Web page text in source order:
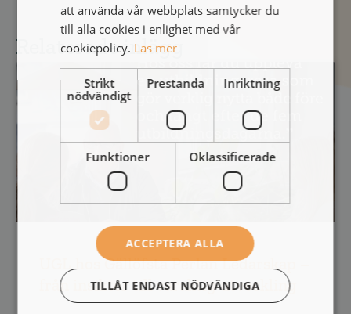
Relaterade inlägg
UGL hos Gällöfsta Perlan Ledarskap –
från insikter till varaktig utveckling
att använda vår webbplats samtycker du
till alla cookies i enlighet med vår
cookiepolicy. Läs mer
Strikt
nödvändigt
Prestanda Inriktning
Funktioner Oklassificerade
ACCEPTERA ALLA
TILLÅT ENDAST NÖDVÄNDIGA